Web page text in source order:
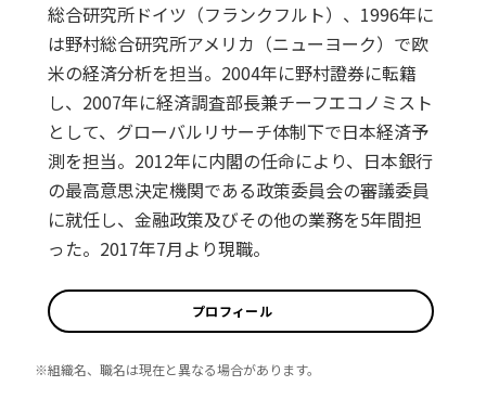
総合研究所ドイツ（フランクフルト）、1996年に
は野村総合研究所アメリカ（ニューヨーク）で欧
米の経済分析を担当。2004年に野村證券に転籍
し、2007年に経済調査部長兼チーフエコノミスト
として、グローバルリサーチ体制下で日本経済予
測を担当。2012年に内閣の任命により、日本銀行
の最高意思決定機関である政策委員会の審議委員
に就任し、金融政策及びその他の業務を5年間担
った。2017年7月より現職。
プロフィール
※組織名、職名は現在と異なる場合があります。